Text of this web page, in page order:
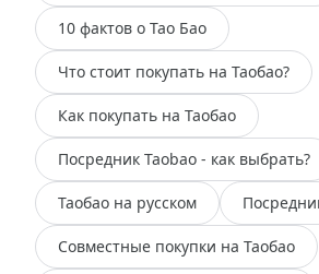
10 фактов о Тао Бао
Что стоит покупать на Таобао?
Как покупать на Таобао
Посредник Taobao - как выбрать?
Таобао на русском
Совместные покупки на Таобао